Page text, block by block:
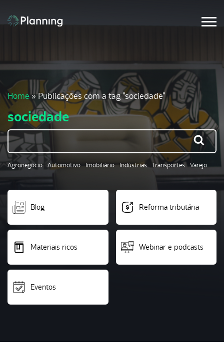
Home»Publicações com a tag "sociedade"
sociedade
Agronegócio Automotivo Imobiliário Indústrias Transportes Varejo
Blog Reforma tributária
Materiais ricos Webinar e podcasts
Eventos